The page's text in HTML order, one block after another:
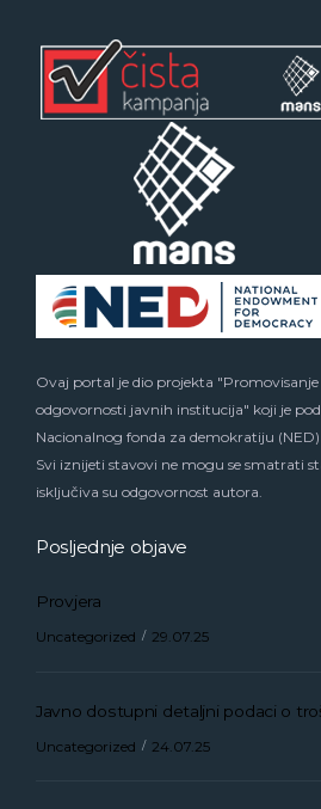
Ovaj portal je dio projekta
odgovornosti javnih institucija" koji je
Nacionalnog fonda za demokratiju
Svi iznijeti stavovi ne mogu se smatrati
isključiva su odgovornost autora.
Posljednje objave
Provjera
Uncategorized 29.07.25
Javno dostupni detaljni podaci o
Uncategorized 24.07.25